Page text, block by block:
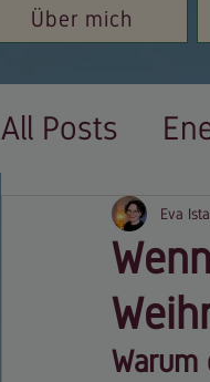
Über mich
All Posts
Eva